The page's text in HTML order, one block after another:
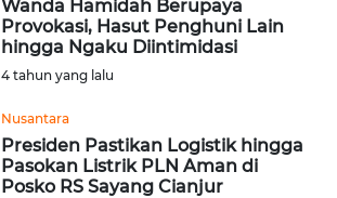
Wanda Hamidah Berupaya
Provokasi, Hasut Penghuni Lain
hingga Ngaku Diintimidasi
4 tahun yang lalu
Nusantara
Presiden Pastikan Logistik hingga
Pasokan Listrik PLN Aman di
Posko RS Sayang Cianjur